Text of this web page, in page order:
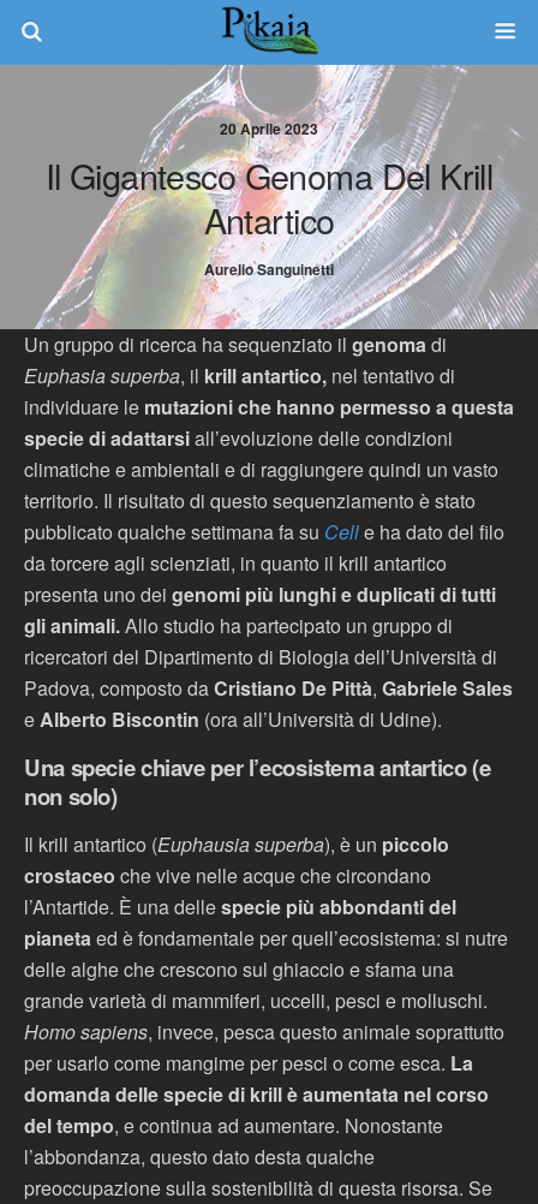
20 Aprile 2023
Il Gigantesco Genoma Del Krill
Antartico
Aurelio Sanguinetti
Un gruppo di ricerca ha sequenziato il genomadi
Euphasia superba, il krill antartico, nel tentativo di
individuare le mutazioni che hanno permesso a questa
specie di adattarsiall’evoluzione delle condizioni
climatiche e ambientali e di raggiungere quindi un vasto
territorio. Il risultato di questo sequenziamento è stato
pubblicato qualche settimana fa su Celle ha dato del filo
da torcere agli scienziati, in quanto il krill antartico
presenta uno dei genomi più lunghi e duplicati di tutti
gli animali.Allo studio ha partecipato un gruppo di
ricercatori del Dipartimento di Biologia dell’Università di
Padova, composto daCristiano De Pittà, Gabriele Sales
eAlberto Biscontin (ora all’Università di Udine).
Una specie chiave per l’ecosistema antartico (e
non solo)
Il krill antartico (Euphausia superba), è un piccolo
crostaceo che vive nelle acque che circondano
l’Antartide. È una dellespecie più abbondanti del
pianetaed è fondamentale per quell’ecosistema: si nutre
delle alghe che crescono sul ghiaccio e sfama una
grande varietà di mammiferi, uccelli, pesci e molluschi.
Homo sapiens, invece, pesca questo animale soprattutto
per usarlo come mangime per pesci o come esca. La
domanda delle specie di krill è aumentata nel corso
del tempo, e continua ad aumentare. Nonostante
l’abbondanza, questo dato desta qualche
preoccupazione sulla sostenibilità di questa risorsa. Se